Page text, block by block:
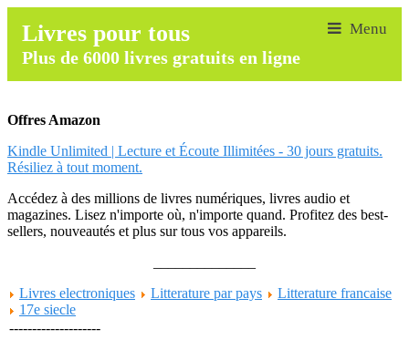
Livres pour tous
Plus de 6000 livres gratuits en ligne
Offres Amazon
Kindle Unlimited | Lecture et Écoute Illimitées - 30 jours gratuits.
Résiliez à tout moment.
Accédez à des millions de livres numériques, livres audio et
magazines. Lisez n'importe où, n'importe quand. Profitez des best-
sellers, nouveautés et plus sur tous vos appareils.
Livres electroniques
Litterature par pays
Litterature francaise
17e siecle
--------------------